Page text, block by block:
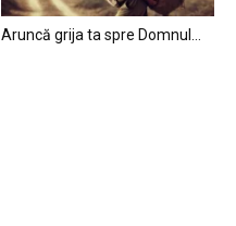
Aruncă grija ta spre Domnul…